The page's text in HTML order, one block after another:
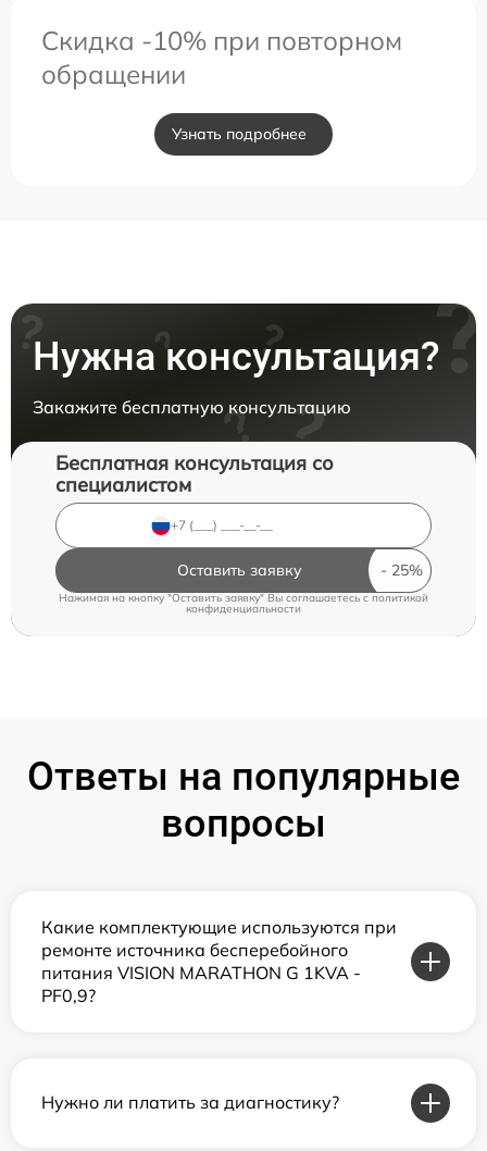
Скидка -10% при повторном
обращении
Узнать подробнее
Нужна консультация?
Закажите бесплатную консультацию
Бесплатная консультация со
специалистом
Оставить заявку
Нажимая на кнопку "Оставить заявку" Вы соглашаетесь cполитикой
конфиденциальности
Ответы на популярные
вопросы
Какие комплектующие используются при
ремонте источника бесперебойного
питания VISION MARATHON G 1KVA -
PF0,9?
Нужно ли платить за диагностику?